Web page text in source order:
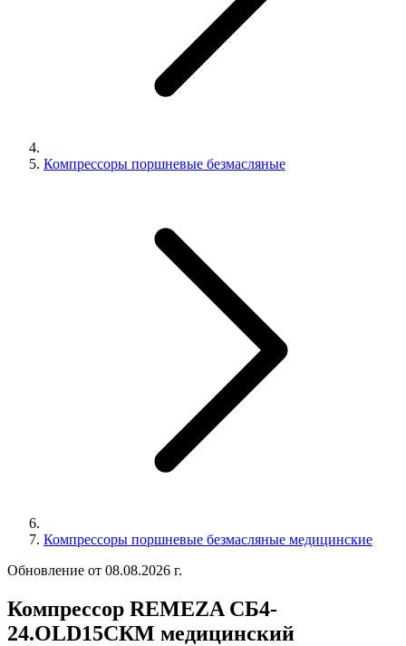
Компрессоры поршневые безмасляные
Компрессоры поршневые безмасляные медицинские
Обновление от 08.08.2026 г.
Компрессор REMEZA СБ4-
24.OLD15СКМ медицинский